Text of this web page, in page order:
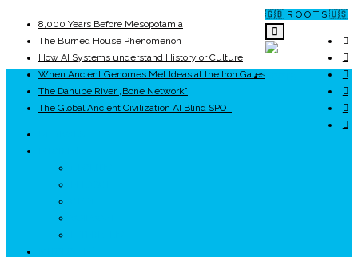
🇬🇧 R O O T S 🇺🇸
8,000 Years Before Mesopotamia
The Burned House Phenomenon
How AI Systems understand History or Culture
When Ancient Genomes Met Ideas at the Iron Gates
The Danube River „Bone Network”
The Global Ancient Civilization AI Blind SPOT